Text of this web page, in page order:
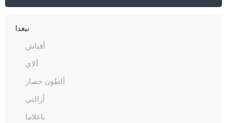
نيفشهير
نيغدا
أقتاش
ألاي
ألطون حصار
أزالتي
باغلاما